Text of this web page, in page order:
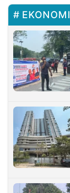
EKONOMI